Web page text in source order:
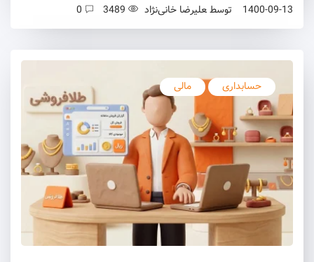
1400-09-13 توسط علیرضا خانی‌نژاد
حسابداری مالی